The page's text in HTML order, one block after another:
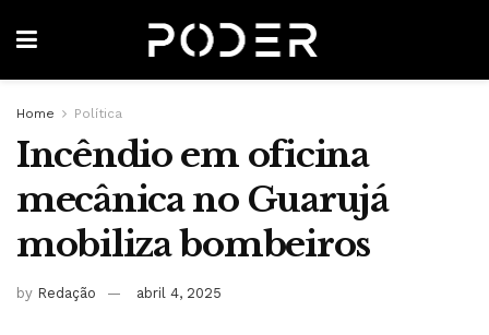
Home Política
Incêndio em oficina
mecânica no Guarujá
mobiliza bombeiros
by Redação abril 4, 2025